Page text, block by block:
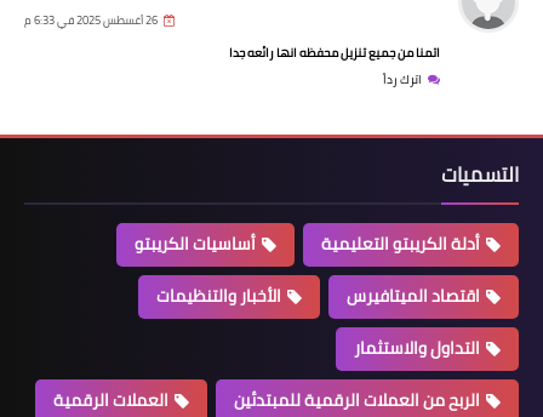
26 أغسطس 2025 في 6:33 م
اتمنا من جميع تنزيل محفظه انها رائعه جدا
اترك رداً
التسميات
أدلة الكريبتو التعليمية
أساسيات الكريبتو
اقتصاد الميتافيرس
الأخبار والتنظيمات
التداول والاستثمار
الربح من العملات الرقمية للمبتدئين
العملات الرقمية